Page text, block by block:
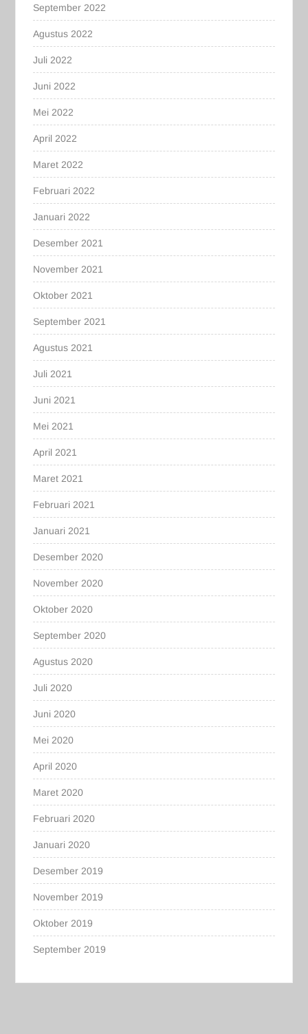
September 2022
Agustus 2022
Juli 2022
Juni 2022
Mei 2022
April 2022
Maret 2022
Februari 2022
Januari 2022
Desember 2021
November 2021
Oktober 2021
September 2021
Agustus 2021
Juli 2021
Juni 2021
Mei 2021
April 2021
Maret 2021
Februari 2021
Januari 2021
Desember 2020
November 2020
Oktober 2020
September 2020
Agustus 2020
Juli 2020
Juni 2020
Mei 2020
April 2020
Maret 2020
Februari 2020
Januari 2020
Desember 2019
November 2019
Oktober 2019
September 2019